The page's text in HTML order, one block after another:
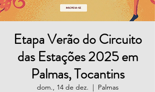
Etapa Verão do Circuito
das Estações 2025 em
Palmas, Tocantins
dom., 14 de dez.
  |
Palmas